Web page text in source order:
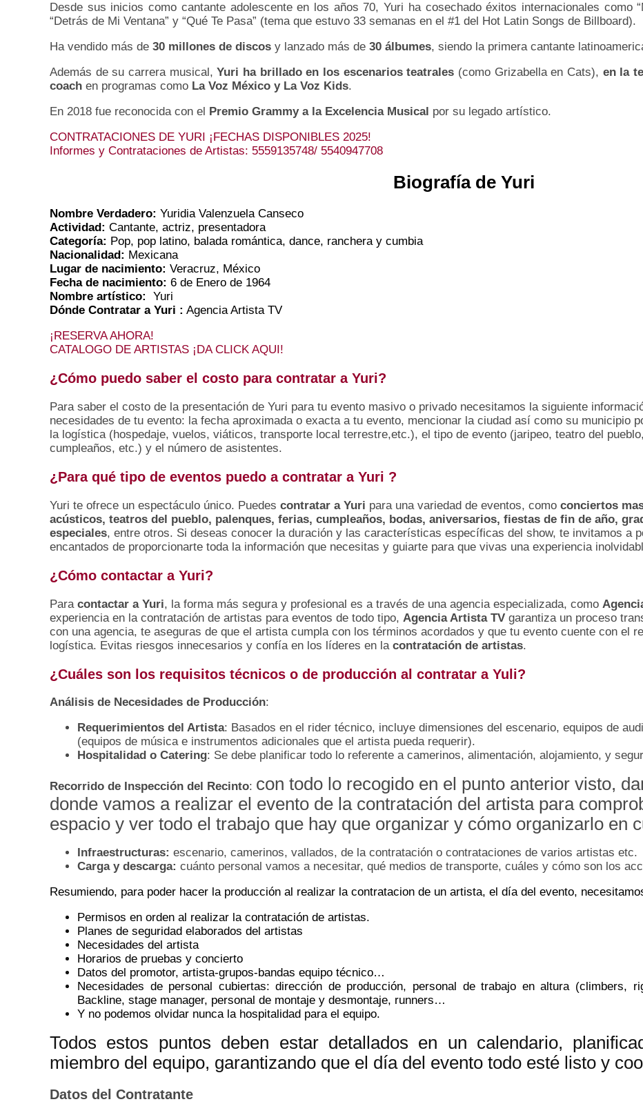
Desde sus inicios como cantante adolescente en los años 70, Yuri ha cosechado éxitos internacionales como
“Detrás de Mi Ventana” y “Qué Te Pasa” (tema que estuvo 33 semanas en el #1 del Hot Latin Songs de Billboard).
Ha vendido más de 30 millones de discos y lanzado más de 30 álbumes, siendo la primera cantante
Además de su carrera musical,Yuri ha brillado en los escenarios teatrales (como Grizabella en Cats), en la
coach en programas como La Voz México y La Voz Kids.
En 2018 fue reconocida con el Premio Grammy a la Excelencia Musical por su legado artístico.
CONTRATACIONES DE YURI ¡FECHAS DISPONIBLES 2025!
Informes y Contrataciones de Artistas: 5559135748/ 5540947708
Biografía de Yuri
Nombre Verdadero: Yuridia Valenzuela Canseco
Actividad: Cantante, actriz, presentadora
Categoría: Pop, pop latino, balada romántica, dance, ranchera y cumbia
Nacionalidad: Mexicana
Lugar de nacimiento: Veracruz, México
Fecha de nacimiento: 6 de Enero de 1964
Nombre artístico:
Yuri
Dónde Contratar a Yuri : Agencia Artista TV
¡RESERVA AHORA!
CATALOGO DE ARTISTAS ¡DA CLICK AQUI!
¿Cómo puedo saber el costo para contratar a Yuri?
Para saber el costo de la presentación de Yuri para tu evento masivo o privado necesitamos la siguiente
necesidades de tu evento: la fecha aproximada o exacta a tu evento, mencionar la ciudad así como su municipio
la logística (hospedaje, vuelos, viáticos, transporte local terrestre,etc.), el tipo de evento (jaripeo, teatro del
cumpleaños, etc.) y el número de asistentes.
¿Para qué tipo de eventos puedo a contratar a Yuri ?
Yuri te ofrece un espectáculo único. Puedes contratar a Yuri para una variedad de eventos, como conciertos
acústicos, teatros del pueblo, palenques, ferias, cumpleaños, bodas, aniversarios, fiestas de fin de año,
especiales, entre otros. Si deseas conocer la duración y las características específicas del show, te invitamos a
encantados de proporcionarte toda la información que necesitas y guiarte para que vivas una experiencia
¿Cómo contactar a Yuri?
Para contactar a Yuri, la forma más segura y profesional es a través de una agencia especializada, como
experiencia en la contratación de artistas para eventos de todo tipo, Agencia Artista TV garantiza un proceso
con una agencia, te aseguras de que el artista cumpla con los términos acordados y que tu evento cuente con el
logística. Evitas riesgos innecesarios y confía en los líderes en la contratación de artistas.
¿Cuáles son los requisitos técnicos o de producción al contratar a Yuli?
Análisis de Necesidades de Producción:
Requerimientos del Artista: Basados en el rider técnico, incluye dimensiones del escenario, equipos de
(equipos de música e instrumentos adicionales que el artista pueda requerir).
Hospitalidad o Catering: Se debe planificar todo lo referente a camerinos, alimentación, alojamiento, y
Recorrido de Inspección del Recinto: con todo lo recogido en el punto anterior visto,
donde vamos a realizar el evento de la contratación del artista para
espacio y ver todo el trabajo que hay que organizar y cómo organizarlo en
Infraestructuras: escenario, camerinos, vallados, de la contratación o contrataciones de varios artistas etc.
Carga y descarga: cuánto personal vamos a necesitar, qué medios de transporte, cuáles y cómo son los
Resumiendo, para poder hacer la producción al realizar la contratacion de un artista, el día del evento,
Permisos en orden al realizar la contratación de artistas.
Planes de seguridad elaborados del artistas
Necesidades del artista
Horarios de pruebas y concierto
Datos del promotor, artista-grupos-bandas equipo técnico…
Necesidades de personal cubiertas: dirección de producción, personal de trabajo en altura (climbers,
Backline, stage manager, personal de montaje y desmontaje, runners…
Y no podemos olvidar nunca la hospitalidad para el equipo.
Todos estos puntos deben estar detallados en un calendario,
miembro del equipo, garantizando que el día del evento todo esté listo y
Datos del Contratante